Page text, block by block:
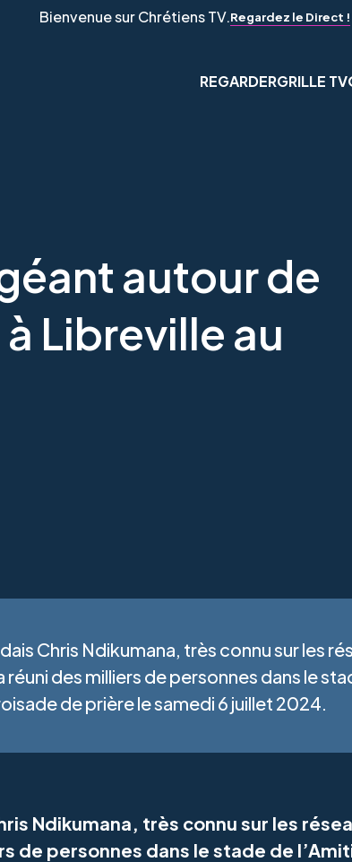
Bienvenue sur Chrétiens TV.Regardez le Direct !
REGARDERGRILLE TV
autour de
Libreville au
Chris Ndikumana, très connu sur les
réuni des milliers de personnes dans le
de prière le samedi 6 juillet 2024.
Ndikumana, très connu sur les
de personnes dans le stade de